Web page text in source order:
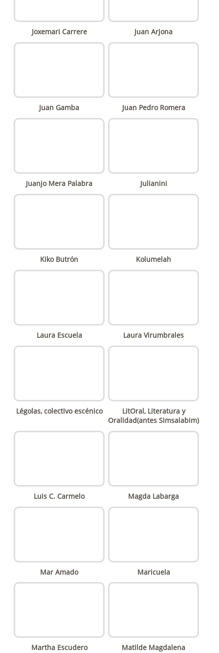
Joxemari Carrere Juan Arjona
Juan Gamba Juan Pedro Romera
Juanjo Mera Palabra Julianini
Kiko Butrón Kolumelah
Laura Escuela Laura Virumbrales
Légolas, colectivo escénico
LitOral, Literatura y
Oralidad(antes Simsalabim)
Luis C. Carmelo Magda Labarga
Mar Amado Maricuela
Martha Escudero Matilde Magdalena